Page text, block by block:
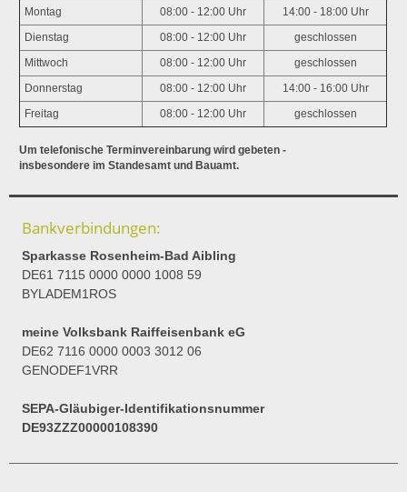
Montag 08:00 - 12:00 Uhr 14:00 - 18:00 Uhr
Dienstag 08:00 - 12:00 Uhr geschlossen
Mittwoch 08:00 - 12:00 Uhr geschlossen
Donnerstag 08:00 - 12:00 Uhr 14:00 - 16:00 Uhr
Freitag 08:00 - 12:00 Uhr geschlossen
Um telefonische Terminvereinbarung wird gebeten -
insbesondere im Standesamt und Bauamt.
Bankverbindungen:
Sparkasse Rosenheim-Bad Aibling
DE61 7115 0000 0000 1008 59
BYLADEM1ROS
meine Volksbank Raiffeisenbank eG
DE62 7116 0000 0003 3012 06
GENODEF1VRR
SEPA-Gläubiger-Identifikationsnummer
DE93ZZZ00000108390